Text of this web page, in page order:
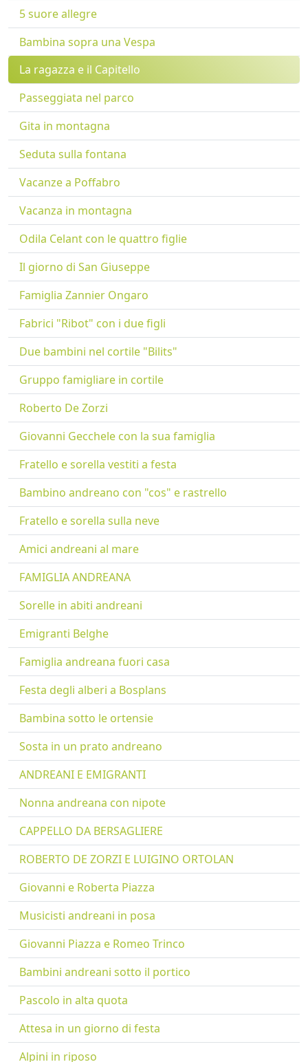
5 suore allegre
Bambina sopra una Vespa
La ragazza e il Capitello
Passeggiata nel parco
Gita in montagna
Seduta sulla fontana
Vacanze a Poffabro
Vacanza in montagna
Odila Celant con le quattro figlie
Il giorno di San Giuseppe
Famiglia Zannier Ongaro
Fabrici "Ribot" con i due figli
Due bambini nel cortile "Bilits"
Gruppo famigliare in cortile
Roberto De Zorzi
Giovanni Gecchele con la sua famiglia
Fratello e sorella vestiti a festa
Bambino andreano con "cos" e rastrello
Fratello e sorella sulla neve
Amici andreani al mare
FAMIGLIA ANDREANA
Sorelle in abiti andreani
Emigranti Belghe
Famiglia andreana fuori casa
Festa degli alberi a Bosplans
Bambina sotto le ortensie
Sosta in un prato andreano
ANDREANI E EMIGRANTI
Nonna andreana con nipote
CAPPELLO DA BERSAGLIERE
ROBERTO DE ZORZI E LUIGINO ORTOLAN
Giovanni e Roberta Piazza
Musicisti andreani in posa
Giovanni Piazza e Romeo Trinco
Bambini andreani sotto il portico
Pascolo in alta quota
Attesa in un giorno di festa
Alpini in riposo